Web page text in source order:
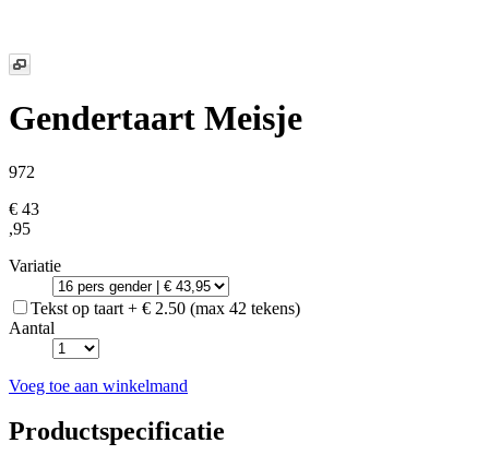
Gendertaart Meisje
972
€ 43
,95
Variatie
Tekst op taart + € 2.50 (max 42 tekens)
Aantal
Voeg toe aan winkelmand
Productspecificatie